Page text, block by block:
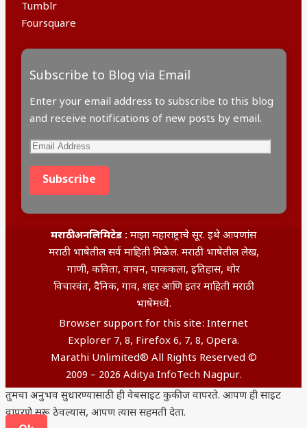
Tumblr
Foursquare
Subscribe to Blog via Email
Enter your email address to subscribe to this blog
and receive notifications of new posts by email.
Subscribe
मराठी अनलिमिटेड : माझा महाराष्ट्राचे सूर. इथे आपणांस
मराठी भाषेतील सर्व माहिती मिळेल. मराठी भाषेतील लेख,
गाणी, कविता, वाचन, पाककला, इतिहास, थोर
विचारवंत, दैनिक, गाव, शहर आणि इतर माहिती मराठी
भाषेमध्ये.
Browser support for this site: Internet
Explorer 7, 8, Firefox 6, 7, 8, Opera.
Marathi Unlimited® All Rights Reserved ©
2009 – 2026 Aditya InfoTech Nagpur.
तुमचा अनुभव सुधारण्यासाठी ही वेबसाइट कुकीज वापरते. आपण ही साइट
वापरणे सुरू ठेवल्यास, आपण त्यास सहमती देता.